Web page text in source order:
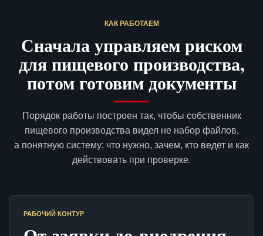
КАК РАБОТАЕМ
Сначала управляем риском
для пищевого производства,
потом готовим документы
Порядок работы построен так, чтобы собственник
пищевого производства видел не набор файлов,
а понятную систему: что нужно, зачем, кто ведет и как
действовать при проверке.
РАБОЧИЙ КОНТУР